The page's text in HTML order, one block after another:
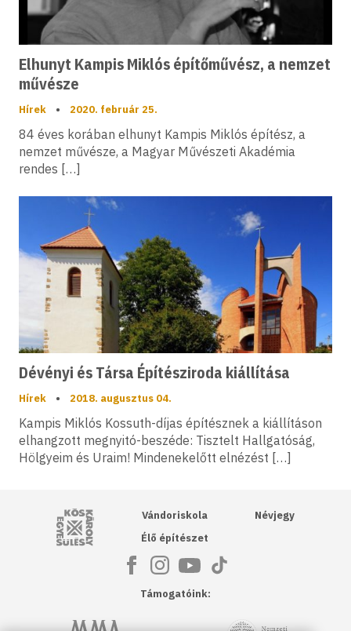
Elhunyt Kampis Miklós építőművész, a nemzet
művésze
Hírek • 2020. február 25.
84 éves korában elhunyt Kampis Miklós építész, a
nemzet művésze, a Magyar Művészeti Akadémia
rendes […]
Dévényi és Társa Építésziroda kiállítása
Hírek • 2018. augusztus 04.
Kampis Miklós Kossuth-díjas építésznek a kiállításon
elhangzott megnyitó-beszéde: Tisztelt Hallgatóság,
Hölgyeim és Uraim! Mindenekelőtt elnézést […]
Kós Károly Egyesülés
Vándoriskola
Élő építészet
Névjegy
Támogatóink:
Magyar Művészeti Akadémia NKA